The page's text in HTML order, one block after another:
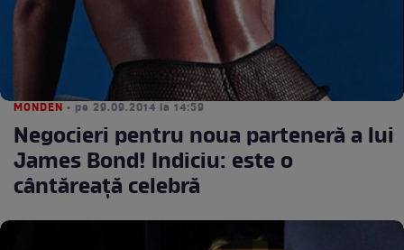
MONDEN • pe 29.09.2014 la 14:59
Negocieri pentru noua parteneră a lui
James Bond! Indiciu: este o
cântăreaţă celebră